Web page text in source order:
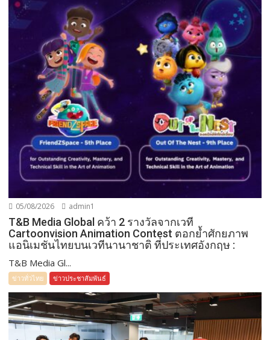
05/08/2026 admin1
T&B Media Global คว้า 2 รางวัลจากเวที
Cartoonvision Animation Contest ตอกย้ำศักยภาพ
แอนิเมชันไทยบนเวทีนานาชาติ ที่ประเทศอังกฤษ :
T&B Media Gl...
ข่าวทั่วไทย ข่าวประชาสัมพันธ์